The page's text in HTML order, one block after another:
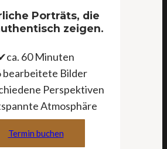
Porträts, die
zeigen.
60 Minuten
bearbeitete Bilder
Perspektiven
Atmosphäre
Termin buchen